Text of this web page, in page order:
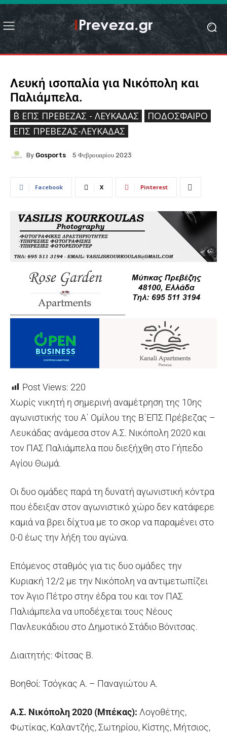
Λευκή ισοπαλία για Νικόπολη και
Παλιάμπελα.
΄Β ΕΠΣ ΠΡΈΒΕΖΑΣ - ΛΕΥΚΆΔΑΣ
ΠΟΔΌΣΦΑΙΡΟ
ΕΠΣ ΠΡΈΒΕΖΑΣ-ΛΕΥΚΆΔΑΣ
By Gosports 5 Φεβρουαρίου 2023
Facebook X Pinterest
Post Views: 220
Χωρίς νικητή η σημερινή αναμέτρηση της 10ης
αγωνιστικής του Α΄ Ομίλου της Β΄ΕΠΣ Πρέβεζας –
Λευκάδας ανάμεσα στον Α.Σ. Νικόπολη 2020 και
τον ΠΑΣ Παλιάμπελα που διεξήχθη στο Γήπεδο
Αγίου Θωμά.
Οι δυο ομάδες παρά τη δυνατή αγωνιστική κόντρα
που έδειξαν στον αγωνιστικό χώρο δεν κατάφερε
καμιά να βρει δίχτυα με το σκορ να παραμένει στο
0-0 έως την λήξη του αγώνα.
Επόμενος σταθμός για τις δυο ομάδες την
Κυριακή 12/2 με την Νικόπολη να αντιμετωπίζει
τον Άγιο Πέτρο στην έδρα του και τον ΠΑΣ
Παλιάμπελα να υποδέχεται τους Νέους
Πανλευκάδιου στο Δημοτικό Στάδιο Βόνιτσας.
Διαιτητής: Φίτσας Β.
Βοηθοί: Τσόγκας Α. – Παναγιώτου Α.
Α.Σ. Νικόπολη 2020 (Μπέκας): Λογοθέτης,
Φωτίκας, Καλαντζής, Σωτηρίου, Κίστης, Μήτσιος,